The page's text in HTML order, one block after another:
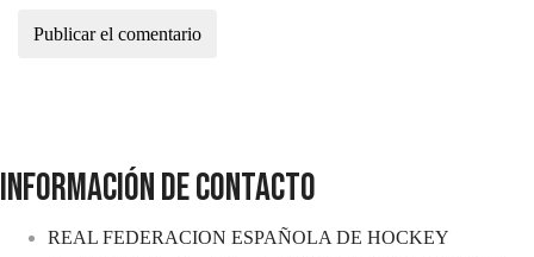
INFORMACIÓN DE CONTACTO
REAL FEDERACION ESPAÑOLA DE HOCKEY